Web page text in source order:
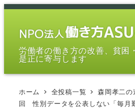
メ
労働者の働き方の改善、貧困
是正に寄与します
ホーム 全投稿一覧 森岡孝二の
回 性別データを公表しない「毎月